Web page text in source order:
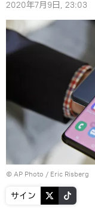
2020年7月9日, 23:03
© AP Photo / Eric Risberg
サイン